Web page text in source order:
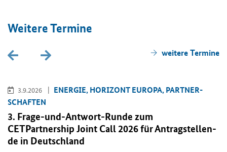
Wei­te­re Ter­mi­ne
wei­te­re Ter­mi­ne
3.9.2026
EN­ER­GIE, HO­RI­ZONT EU­RO­PA, PART­NER­
SCHAF­TEN
3. Frage-​und-Antwort-Runde zum
CETPartnership Joint Call 2026 für An­trag­stel­len­
de in Deutsch­land